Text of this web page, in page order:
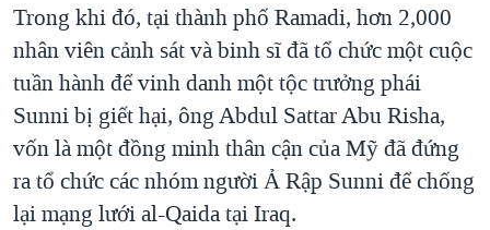
QUAN HỆ VIỆT MỸ
Trong khi đó, tại thành phố Ramadi, hơn 2,000
nhân viên cảnh sát và binh sĩ đã tổ chức một cuộc
tuần hành để vinh danh một tộc trưởng phái
Sunni bị giết hại, ông Abdul Sattar Abu Risha,
vốn là một đồng minh thân cận của Mỹ đã đứng
ra tổ chức các nhóm người Ả Rập Sunni để chống
lại mạng lưới al-Qaida tại Iraq.